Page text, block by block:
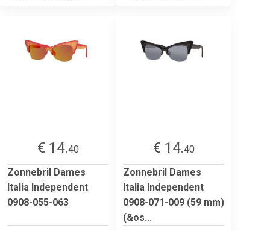
€ 14.40
Zonnebril Dames
Italia Independent
0908-055-063
€ 14.40
Zonnebril Dames
Italia Independent
0908-071-009 (59 mm)
(&os...